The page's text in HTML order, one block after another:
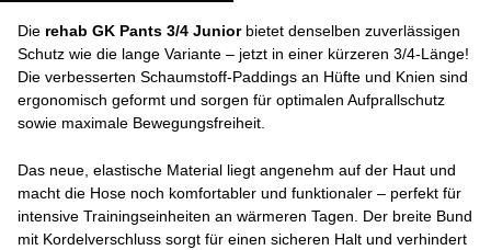
Die rehab GK Pants 3/4 Juniorbietet denselben zuverlässigen
Schutz wie die lange Variante – jetzt in einer kürzeren 3/4-Länge!
Die verbesserten Schaumstoff-Paddings an Hüfte und Knien sind
ergonomisch geformt und sorgen für optimalen Aufprallschutz
sowie maximale Bewegungsfreiheit.
Das neue, elastische Material liegt angenehm auf der Haut und
macht die Hose noch komfortabler und funktionaler – perfekt für
intensive Trainingseinheiten an wärmeren Tagen. Der breite Bund
mit Kordelverschluss sorgt für einen sicheren Halt und verhindert